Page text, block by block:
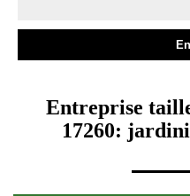
Entreprise
17260: